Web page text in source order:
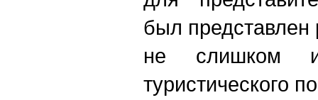
был представлен
не слишком
туристического